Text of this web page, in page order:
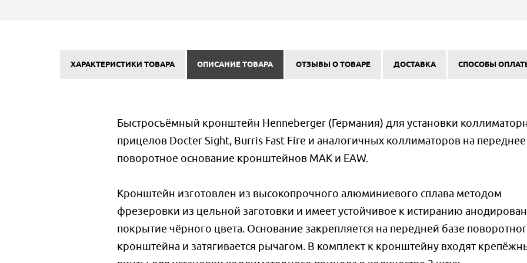
ХАРАКТЕРИСТИКИ ТОВАРА ОПИСАНИЕ ТОВАРА ОТЗЫВЫ О ТОВАРЕ ДОСТАВКА СПОСОБЫ
Быстросъёмный кронштейн Henneberger (Германия) для установки
прицелов Docter Sight, Burris Fast Fire и аналогичных коллиматоров на переднее
поворотное основание кронштейнов MAK и EAW.
Кронштейн изготовлен из высокопрочного алюминиевого сплава методом
фрезеровки из цельной заготовки и имеет устойчивое к истиранию
покрытие чёрного цвета. Основание закрепляется на передней базе
кронштейна и затягивается рычагом. В комплект к кронштейну входят